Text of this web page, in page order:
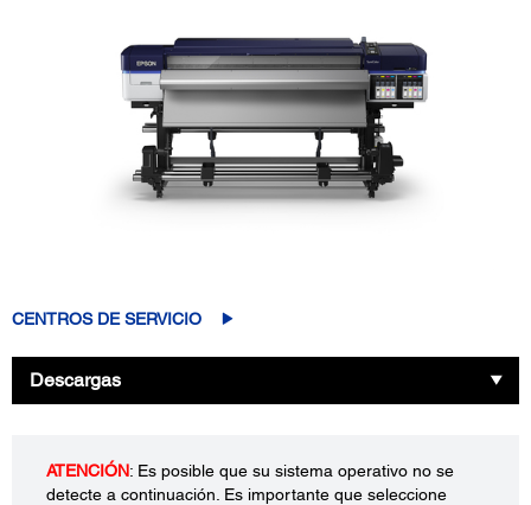
CENTROS DE SERVICIO
Descargas
ATENCIÓN: Es posible que su sistema operativo no se
detecte a continuación. Es importante que seleccione